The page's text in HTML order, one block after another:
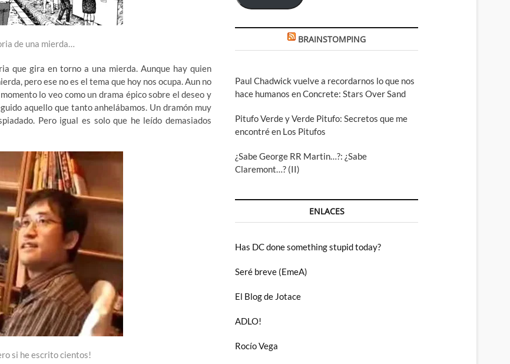
de una mierda…
que gira en torno a una mierda. Aunque hay quien
pero ese no es el tema que hoy nos ocupa. Aun no
lo veo como un drama épico sobre el deseo y
aquello que tanto anhelábamos. Un dramón muy
Pero igual es solo que he leído demasiados
si he escrito cientos!
BRAINSTOMPING
Paul Chadwick vuelve a recordarnos lo que nos
hace humanos en Concrete: Stars Over Sand
Pitufo Verde y Verde Pitufo: Secretos que me
encontré en Los Pitufos
¿Sabe George RR Martin…?: ¿Sabe
Claremont…? (II)
ENLACES
Has DC done something stupid today?
Seré breve (EmeA)
El Blog de Jotace
ADLO!
Rocío Vega